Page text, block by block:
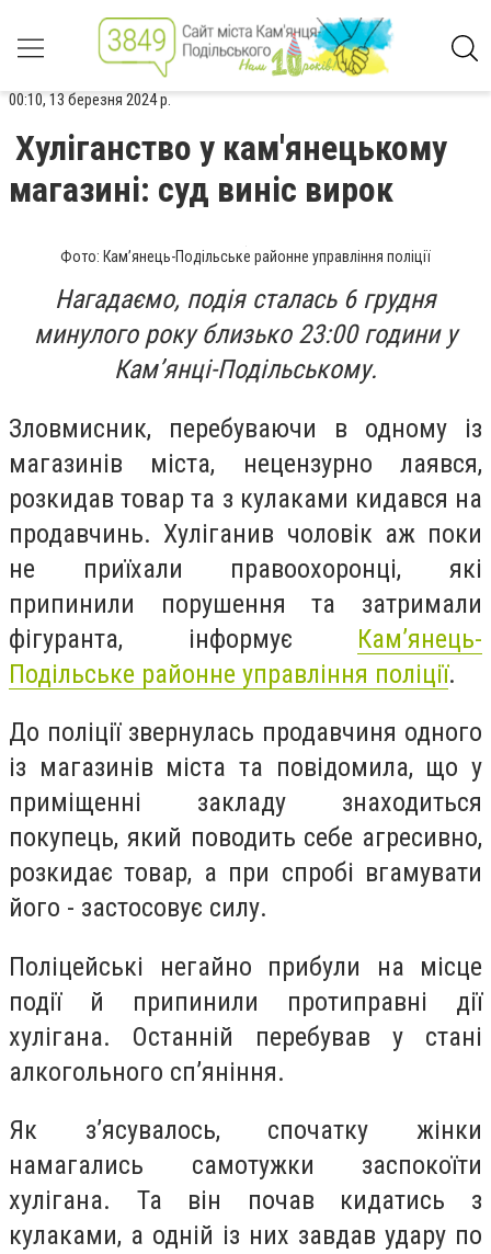
00:10, 13 березня 2024 р.
Хуліганство у кам'янецькому
магазині: суд виніс вирок
Фото: Кам’янець-Подільське районне управління поліції
Нагадаємо, подія сталась 6 грудня
минулого року близько 23:00 години у
Кам’янці-Подільському.
Зловмисник, перебуваючи в одному із
магазинів міста, нецензурно лаявся,
розкидав товар та з кулаками кидався на
продавчинь. Хуліганив чоловік аж поки
не приїхали правоохоронці, які
припинили порушення та затримали
фігуранта, інформує Кам’янець-
Подільське районне управління поліції.
До поліції звернулась продавчиня одного
із магазинів міста та повідомила, що у
приміщенні закладу знаходиться
покупець, який поводить себе агресивно,
розкидає товар, а при спробі вгамувати
його - застосовує силу.
Поліцейські негайно прибули на місце
події й припинили протиправні дії
хулігана. Останній перебував у стані
алкогольного сп’яніння.
Як з’ясувалось, спочатку жінки
намагались самотужки заспокоїти
хулігана. Та він почав кидатись з
кулаками, а одній із них завдав удару по